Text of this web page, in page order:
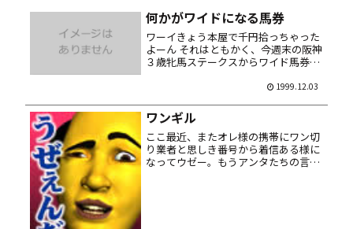
何かがワイドになる馬券
ワーイきょう本屋で千円拾っちゃった
よーん それはともかく、今週末の阪神
３歳牝馬ステークスからワイド馬券が
い事を祈るばかり……まぁ初モノだか
1999.12.03
ワンギル
ここ最近、またオレ様の携帯にワン切
り業者と思しき番号から着信ある様に
なってウゼー。もうアンタたちの言う